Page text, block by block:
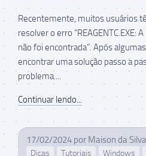
Recentemente, muitos usuários
resolver o erro “REAGENTC.EXE:
não foi encontrada”. Após
encontrar uma solução passo a
problema....
Continuar lendo...
17/02/2024 por Maison da Silva
Dicas Tutoriais Windows